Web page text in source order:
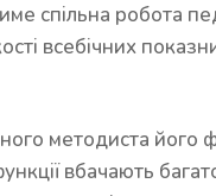
спільна робота
всебічних
методиста його
вбачають